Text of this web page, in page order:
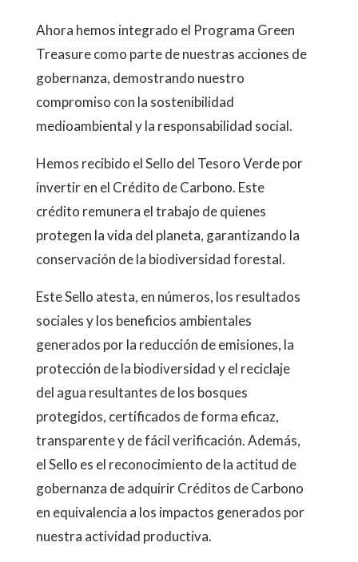
Ahora hemos integrado el Programa Green
Treasure como parte de nuestras acciones de
gobernanza, demostrando nuestro
compromiso con la sostenibilidad
medioambiental y la responsabilidad social.
Hemos recibido el Sello del Tesoro Verde por
invertir en el Crédito de Carbono. Este
crédito remunera el trabajo de quienes
protegen la vida del planeta, garantizando la
conservación de la biodiversidad forestal.
Este Sello atesta, en números, los resultados
sociales y los beneficios ambientales
generados por la reducción de emisiones, la
protección de la biodiversidad y el reciclaje
del agua resultantes de los bosques
protegidos, certificados de forma eficaz,
transparente y de fácil verificación. Además,
el Sello es el reconocimiento de la actitud de
gobernanza de adquirir Créditos de Carbono
en equivalencia a los impactos generados por
nuestra actividad productiva.